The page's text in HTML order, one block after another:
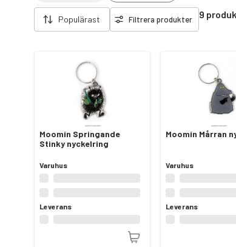
Populärast Filtrera produkter 9
Ta bort filter
Moomin Springande
Stinky nyckelring
Varuhus
Leverans
Moomin Mårran
Varuhus
Leverans